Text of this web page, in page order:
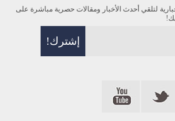
لتلقي أحدث الأخبار ومقالات حصرية مباشرة على